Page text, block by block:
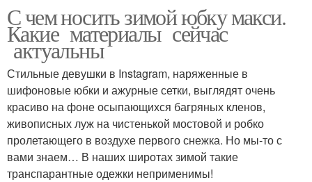
С чем носить зимой юбку макси.
Какие материалы сейчас
актуальны
Стильные девушки в Instagram, наряженные в
шифоновые юбки и ажурные сетки, выглядят очень
красиво на фоне осыпающихся багряных кленов,
живописных луж на чистенькой мостовой и робко
пролетающего в воздухе первого снежка. Но мы-то с
вами знаем… В наших широтах зимой такие
транспарантные одежки неприменимы!